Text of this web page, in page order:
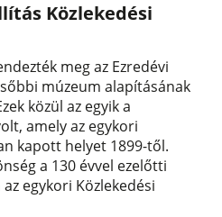
Közlekedési
meg az Ezredévi
múzeum alapításának
közül az egyik a
amely az egykori
kapott helyet 1899-től.
a 130 évvel ezelőtti
egykori Közlekedési